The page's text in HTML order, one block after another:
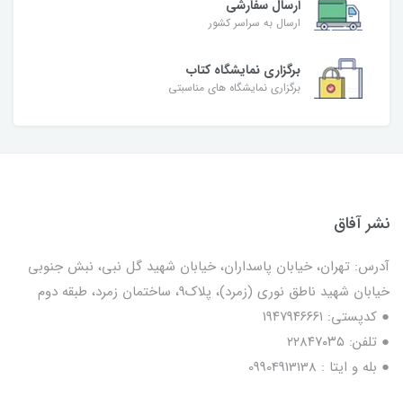
ارسال سفارشی
ارسال به سراسر کشور
برگزاری نمایشگاه کتاب
برگزاری نمایشگاه های مناسبتی
نشر آفاق
آدرس: تهران، خیابان پاسداران، خیابان شهید گل نبی، نبش جنوبی
خیابان شهید ناطق نوری (زمرد)، پلاک9، ساختمان زمرد، طبقه دوم
● کدپستی: ۱۹۴۷۹۴۶۶۶۱
● تلفن: ٢٢٨۴٧۰۳۵
● بله و ایتا : 09904913138